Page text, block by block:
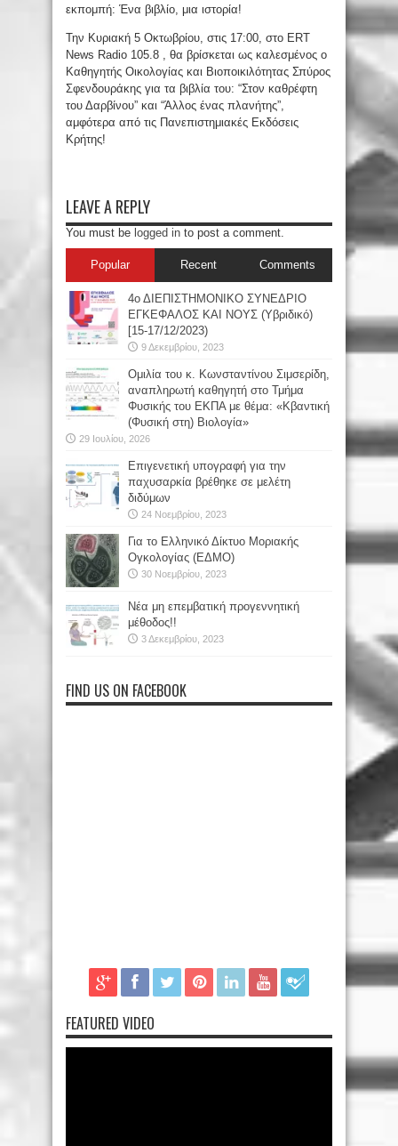
εκπομπή: Ένα βιβλίο, μια ιστορία!
Την Κυριακή 5 Οκτωβρίου, στις 17:00, στο ERT
News Radio 105.8 , θα βρίσκεται ως καλεσμένος ο
Καθηγητής Οικολογίας και Βιοποικιλότητας Σπύρος
Σφενδουράκης για τα βιβλία του: “Στον καθρέφτη
του Δαρβίνου” και “Άλλος ένας πλανήτης”,
αμφότερα από τις Πανεπιστημιακές Εκδόσεις
Κρήτης!
LEAVE A REPLY
You must be logged in to post a comment.
Popular Recent Comments
4ο ΔΙΕΠΙΣΤΗΜΟΝΙΚΟ ΣΥΝΕΔΡΙΟ
ΕΓΚΕΦΑΛΟΣ ΚΑΙ ΝΟΥΣ (Υβριδικό)
[15-17/12/2023)
9 Δεκεμβρίου, 2023
Oμιλία του κ. Κωνσταντίνου Σιμσερίδη,
αναπληρωτή καθηγητή στο Τμήμα
Φυσικής του ΕΚΠΑ με θέμα: «Κβαντική
(Φυσική στη) Βιολογία»
29 Ιουλίου, 2026
Επιγενετική υπογραφή για την
παχυσαρκία βρέθηκε σε μελέτη
διδύμων
24 Νοεμβρίου, 2023
Για το Ελληνικό Δίκτυο Μοριακής
Ογκολογίας (ΕΔΜΟ)
30 Νοεμβρίου, 2023
Νέα μη επεμβατική προγεννητική
μέθοδος!!
3 Δεκεμβρίου, 2023
FIND US ON FACEBOOK
FEATURED VIDEO